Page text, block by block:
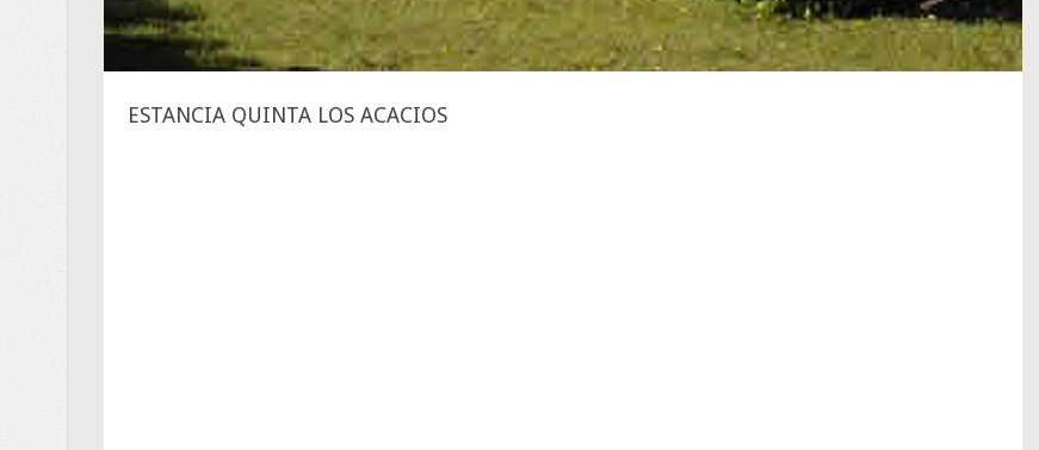
ESTANCIA QUINTA LOS ACACIOS